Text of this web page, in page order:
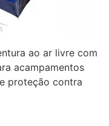
ao ar livre com
acampamentos
proteção contra